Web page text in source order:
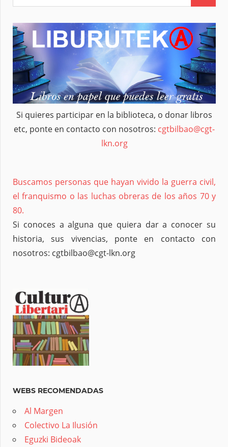
Si quieres participar en la biblioteca, o donar libros
etc, ponte en contacto con nosotros: cgtbilbao@cgt-
lkn.org
Buscamos personas que hayan vivido la guerra civil,
el franquismo o las luchas obreras de los años 70 y
80.
Si conoces a alguna que quiera dar a conocer su
historia, sus vivencias, ponte en contacto con
nosotros: cgtbilbao@cgt-lkn.org
WEBS RECOMENDADAS
Al Margen
Colectivo La Ilusión
Eguzki Bideoak